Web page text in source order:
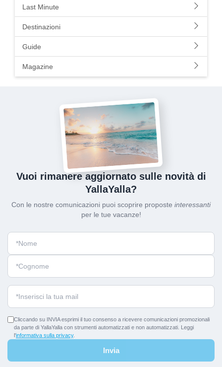
Last Minute
Destinazioni
Guide
Magazine
Vuoi rimanere aggiornato sulle novità di
YallaYalla?
Con le nostre comunicazioni puoi scoprire proposte interessanti
per le tue vacanze!
Cliccando su INVIA esprimi il tuo consenso a ricevere comunicazioni promozionali
da parte di YallaYalla con strumenti automatizzati e non automatizzati. Leggi
l'informativa sulla privacy.
Invia